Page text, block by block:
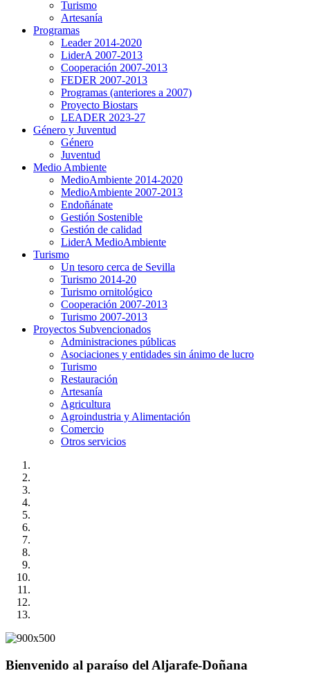
Turismo
Artesanía
Programas
Leader 2014-2020
LiderA 2007-2013
Cooperación 2007-2013
FEDER 2007-2013
Programas (anteriores a 2007)
Proyecto Biostars
LEADER 2023-27
Género y Juventud
Género
Juventud
Medio Ambiente
MedioAmbiente 2014-2020
MedioAmbiente 2007-2013
Endoñánate
Gestión Sostenible
Gestión de calidad
LiderA MedioAmbiente
Turismo
Un tesoro cerca de Sevilla
Turismo 2014-20
Turismo ornitológico
Cooperación 2007-2013
Turismo 2007-2013
Proyectos Subvencionados
Administraciones públicas
Asociaciones y entidades sin ánimo de lucro
Turismo
Restauración
Artesanía
Agricultura
Agroindustria y Alimentación
Comercio
Otros servicios
Bienvenido al paraíso del Aljarafe-Doñana